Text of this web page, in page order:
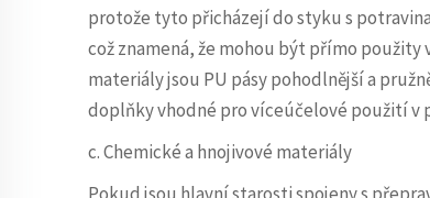
protože tyto přicházejí do styku s
což znamená, že mohou být přímo
materiály jsou PU pásy pohodlnější a
doplňky vhodné pro víceúčelové použití v
c. Chemické a hnojivové materiály